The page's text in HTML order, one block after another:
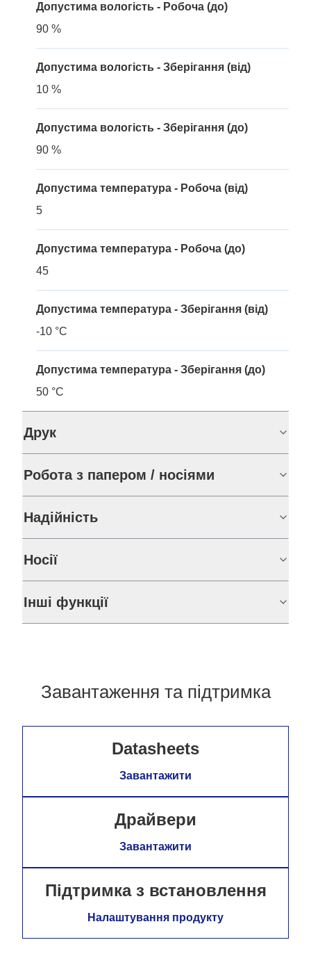
Допустима вологість - Робоча (до)
90 %
Допустима вологість - Зберігання (від)
10 %
Допустима вологість - Зберігання (до)
90 %
Допустима температура - Робоча (від)
5
Допустима температура - Робоча (до)
45
Допустима температура - Зберігання (від)
-10 °C
Допустима температура - Зберігання (до)
50 °C
Друк
Робота з папером / носіями
Надійність
Носії
Інші функції
Завантаження та підтримка
Datasheets
Завантажити
Драйвери
Завантажити
Підтримка з встановлення
Налаштування продукту